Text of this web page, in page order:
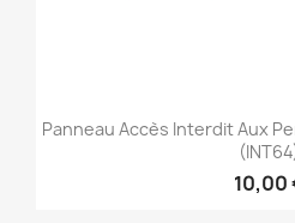
Panneau Accès Interdit Aux
10,00